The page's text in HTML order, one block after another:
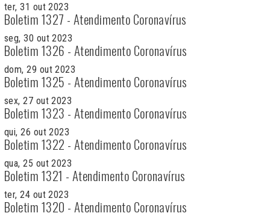
ter, 31 out 2023
Boletim 1327 - Atendimento Coronavírus
seg, 30 out 2023
Boletim 1326 - Atendimento Coronavírus
dom, 29 out 2023
Boletim 1325 - Atendimento Coronavírus
sex, 27 out 2023
Boletim 1323 - Atendimento Coronavírus
qui, 26 out 2023
Boletim 1322 - Atendimento Coronavírus
qua, 25 out 2023
Boletim 1321 - Atendimento Coronavírus
ter, 24 out 2023
Boletim 1320 - Atendimento Coronavírus